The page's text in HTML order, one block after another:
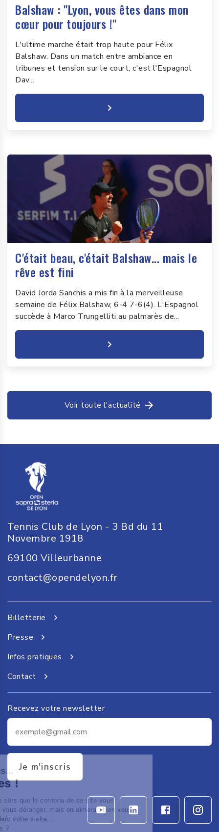
Salut c'est nous...
les Cookies !
On a attendu d'être sûrs que le contenu de ce site vous
intéresse avant de vous déranger, mais on aimerait bien vous
accompagner pendant votre visite...
Balshaw : "Lyon, vous êtes dans mon
cœur pour toujours !"
L'ultime marche était trop haute pour Félix
Balshaw. Dans un match entre ambiance en
tribunes et tension sur le court, c'est l'Espagnol
Dav...
C'était beau, c'était Balshaw... mais le
rêve est fini
David Jorda Sanchis a mis fin à la merveilleuse
semaine de Félix Balshaw, 6-4 7-6(4). L'Espagnol
succède à Marco Trungelliti au palmarès de...
Voir toute l'actualité
Tennis Club de Lyon - 3 Bd du 11
Novembre 1918
69100 Villeurbanne
contact@opendelyon.fr
Billetterie
Presse
Infos pratiques
Contact
Recevez votre newsletter
Je m'inscris